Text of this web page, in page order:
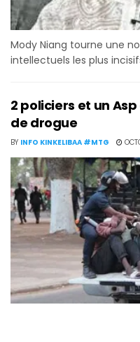
Mody Niang tourne une
intellectuels les plus
2 policiers et un
de drogue
BY INFO KINKELIBAA #MTG